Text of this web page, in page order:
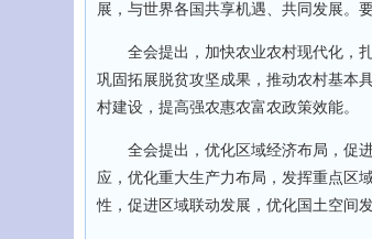
展，与世界各国共享机遇、共同发展。
全会提出，加快农业农村现代化，扎
巩固拓展脱贫攻坚成果，推动农村基本
村建设，提高强农惠农富农政策效能。
全会提出，优化区域经济布局，促进
应，优化重大生产力布局，发挥重点区
性，促进区域联动发展，优化国土空间